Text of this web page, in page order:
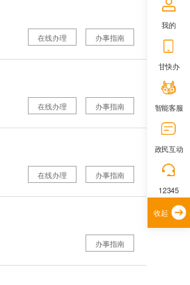
办事指南
在线办理
办事指南
在线办理
办事指南
在线办理
办事指南
我的
甘快办
智能客服
政民互动
12345
收起